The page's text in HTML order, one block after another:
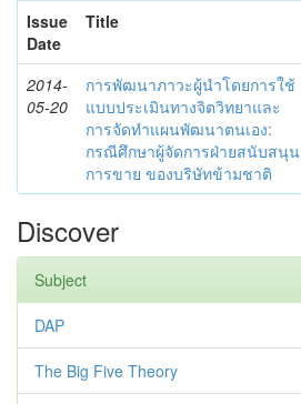
Issue
Date
Title
2014-
05-20
การพัฒนาภาวะผู้นำโดยการใช้
แบบประเมินทางจิตวิทยาและ
การจัดทำแผนพัฒนาตนเอง:
กรณีศึกษาผู้จัดการฝ่ายสนับสนุน
การขาย ของบริษัทข้ามชาติ
Discover
Subject
DAP
The Big Five Theory